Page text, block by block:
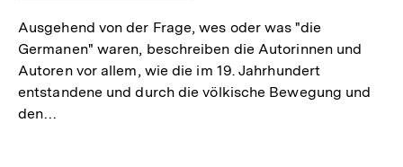
Ausgehend von der Frage, wes oder was "die
Germanen" waren, beschreiben die Autorinnen und
Autoren vor allem, wie die im 19. Jahrhundert
entstandene und durch die völkische Bewegung und
den…